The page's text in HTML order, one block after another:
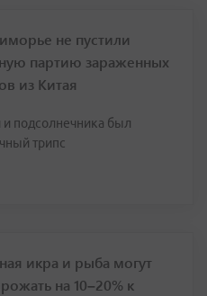
не пустили
партию зараженных
из Китая
и подсолнечника был
трипс
икра и рыба могут
на 10–20% к